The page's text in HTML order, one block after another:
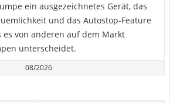
ein ausgezeichnetes Gerät, das
und das Autostop-Feature
es von anderen auf dem Markt
unterscheidet.
08/2026